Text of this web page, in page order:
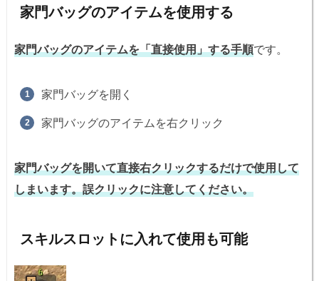
家門バッグのアイテムを使用する
家門バッグのアイテムを「直接使用」する手順です。
家門バッグを開く
家門バッグのアイテムを右クリック
家門バッグを開いて直接右クリックするだけで使用して
しまいます。誤クリックに注意してください。
スキルスロットに入れて使用も可能